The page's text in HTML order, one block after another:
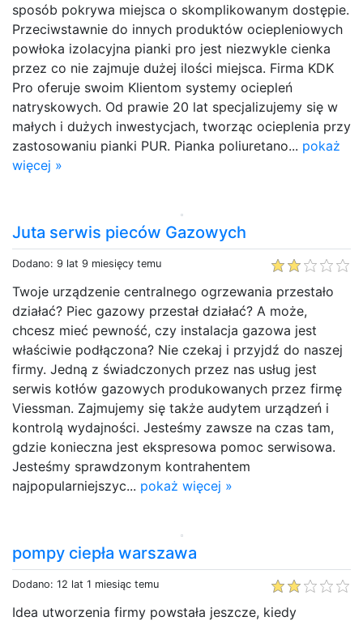
sposób pokrywa miejsca o skomplikowanym dostępie.
Przeciwstawnie do innych produktów ociepleniowych
powłoka izolacyjna pianki pro jest niezwykle cienka
przez co nie zajmuje dużej ilości miejsca. Firma KDK
Pro oferuje swoim Klientom systemy ociepleń
natryskowych. Od prawie 20 lat specjalizujemy się w
małych i dużych inwestycjach, tworząc ocieplenia przy
zastosowaniu pianki PUR. Pianka poliuretano... pokaż
więcej »
Juta serwis pieców Gazowych
Dodano: 9 lat 9 miesięcy temu
Twoje urządzenie centralnego ogrzewania przestało
działać? Piec gazowy przestał działać? A może,
chcesz mieć pewność, czy instalacja gazowa jest
właściwie podłączona? Nie czekaj i przyjdź do naszej
firmy. Jedną z świadczonych przez nas usług jest
serwis kotłów gazowych produkowanych przez firmę
Viessman. Zajmujemy się także audytem urządzeń i
kontrolą wydajności. Jesteśmy zawsze na czas tam,
gdzie konieczna jest ekspresowa pomoc serwisowa.
Jesteśmy sprawdzonym kontrahentem
najpopularniejszyc... pokaż więcej »
pompy ciepła warszawa
Dodano: 12 lat 1 miesiąc temu
Idea utworzenia firmy powstała jeszcze, kiedy